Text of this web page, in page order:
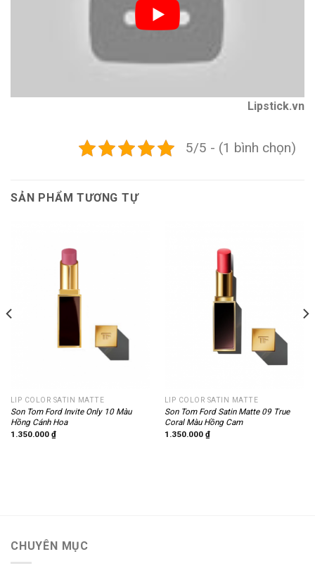
Lipstick.vn
5/5 - (1 bình chọn)
SẢN PHẨM TƯƠNG TỰ
LIP COLOR SATIN MATTE
Son Tom Ford Invite Only 10 Màu
Hồng Cánh Hoa
1.350.000 ₫
LIP COLOR SATIN MATTE
Son Tom Ford Satin Matte 09 True
Coral Màu Hồng Cam
1.350.000 ₫
CHUYÊN MỤC